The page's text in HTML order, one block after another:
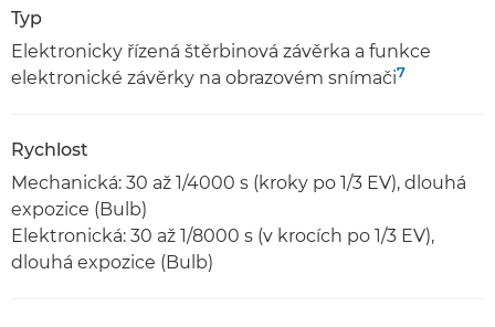
Typ
Elektronicky řízená štěrbinová závěrka a funkce
elektronické závěrky na obrazovém snímači7
Rychlost
Mechanická: 30 až 1/4000 s (kroky po 1/3 EV), dlouhá
expozice (Bulb)
Elektronická: 30 až 1/8000 s (v krocích po 1/3 EV),
dlouhá expozice (Bulb)